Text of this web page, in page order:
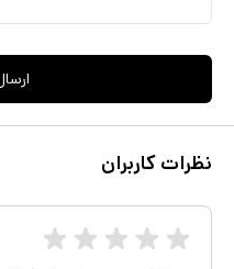
نظرات کاربران